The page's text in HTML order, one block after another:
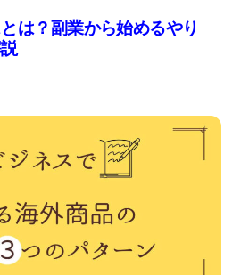
は？副業から始めるやり